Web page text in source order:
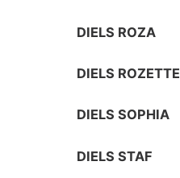
DIELS ROZA
DIELS ROZETTE
DIELS SOPHIA
DIELS STAF